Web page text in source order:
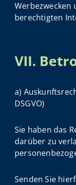
Werbezwecken
berechtigten
VII.
a)
DSGVO)
Sie haben das
darüber zu
Senden Sie